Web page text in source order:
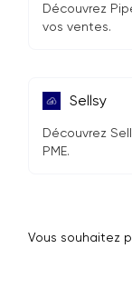
Découvrez
vos ventes.
Sellsy
Découvrez
PME.
Vous souhaitez